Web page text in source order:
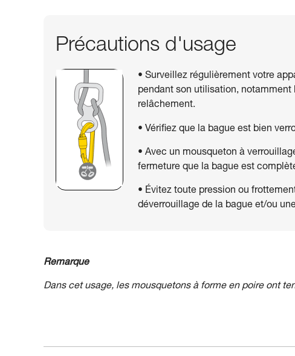
Précautions d'usage
• Surveillez régulièrement votre
pendant son utilisation,
relâchement.
• Vérifiez que la bague est bien
• Avec un mousqueton à
fermeture que la bague est
• Évitez toute pression ou
déverrouillage de la bague et/ou
Remarque
Dans cet usage, les mousquetons à forme en poire ont